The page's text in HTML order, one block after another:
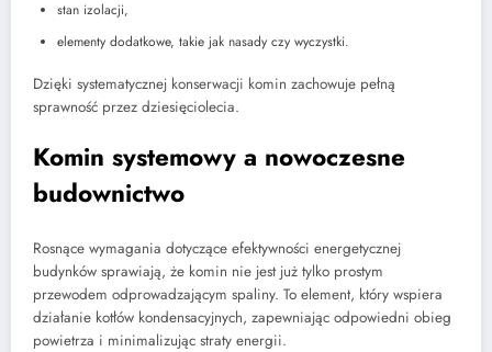
stan izolacji,
elementy dodatkowe, takie jak nasady czy wyczystki.
Dzięki systematycznej konserwacji komin zachowuje pełną
sprawność przez dziesięciolecia.
Komin systemowy a nowoczesne
budownictwo
Rosnące wymagania dotyczące efektywności energetycznej
budynków sprawiają, że komin nie jest już tylko prostym
przewodem odprowadzającym spaliny. To element, który wspiera
działanie kotłów kondensacyjnych, zapewniając odpowiedni obieg
powietrza i minimalizując straty energii.